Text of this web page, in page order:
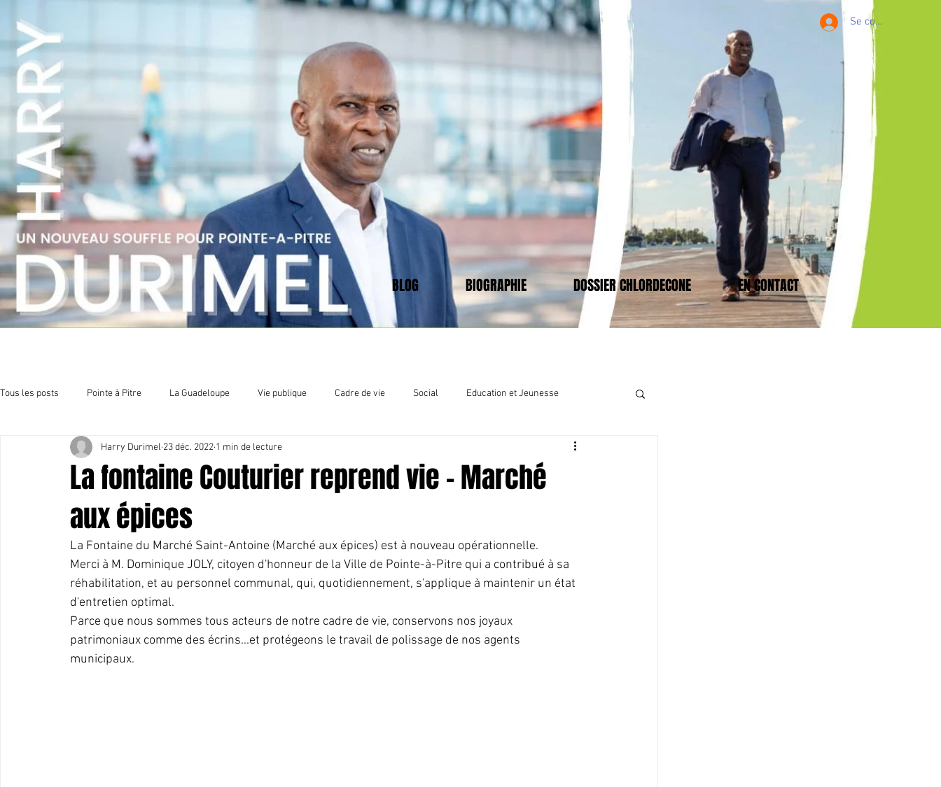
Se connecter
BLOG BIOGRAPHIE DOSSIER CHLORDECONE EN CONTACT
Tous les posts Pointe à Pitre La Guadeloupe Vie publique Cadre de vie Social Education et Jeunesse
Sport et culture Organisation politique
La fontaine Couturier reprend vie - Marché
aux épices
Harry Durimel 23 déc. 2022 1 min de lecture
La Fontaine du Marché Saint-Antoine (Marché aux épices) est à nouveau opérationnelle.
Merci à M. Dominique JOLY, citoyen d'honneur de la Ville de Pointe-à-Pitre qui a contribué à sa
réhabilitation, et au personnel communal, qui, quotidiennement, s'applique à maintenir un état
d'entretien optimal.
Parce que nous sommes tous acteurs de notre cadre de vie, conservons nos joyaux
patrimoniaux comme des écrins...et protégeons le travail de polissage de nos agents
municipaux.